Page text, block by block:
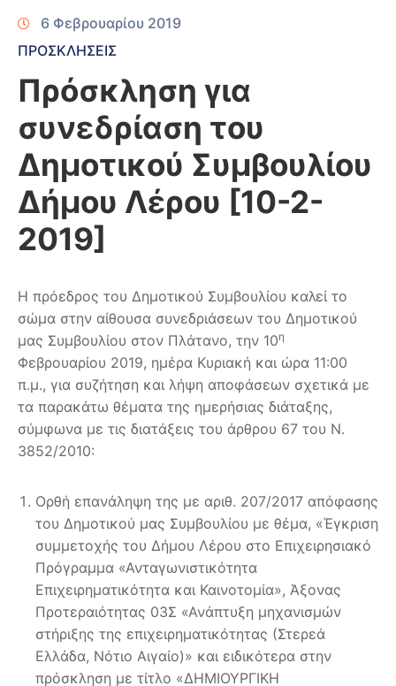
6 Φεβρουαρίου 2019
ΠΡΟΣΚΛΗΣΕΙΣ
Πρόσκληση για
συνεδρίαση του
Δημοτικού Συμβουλίου
Δήμου Λέρου [10-2-
2019]
Η πρόεδρος του Δημοτικού Συμβουλίου καλεί το
σώμα στην αίθουσα συνεδριάσεων του Δημοτικού
μας Συμβουλίου στον Πλάτανο, την 10η
Φεβρουαρίου 2019, ημέρα Κυριακή και ώρα 11:00
π.μ., για συζήτηση και λήψη αποφάσεων σχετικά με
τα παρακάτω θέματα της ημερήσιας διάταξης,
σύμφωνα με τις διατάξεις του άρθρου 67 του Ν.
3852/2010:
Ορθή επανάληψη της με αριθ. 207/2017 απόφασης
του Δημοτικού μας Συμβουλίου με θέμα, «Έγκριση
συμμετοχής του Δήμου Λέρου στο Επιχειρησιακό
Πρόγραμμα «Ανταγωνιστικότητα
Επιχειρηματικότητα και Καινοτομία», Άξονας
Προτεραιότητας 03Σ «Ανάπτυξη μηχανισμών
στήριξης της επιχειρηματικότητας (Στερεά
Ελλάδα, Νότιο Αιγαίο)» και ειδικότερα στην
πρόσκληση με τίτλο «ΔΗΜΙΟΥΡΓΙΚΗ